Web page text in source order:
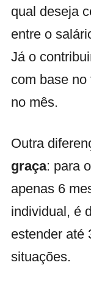
qual deseja
entre o
Já o
com base
no mês.
Outra
graça: para
apenas 6
individual, é
estender até
situações.